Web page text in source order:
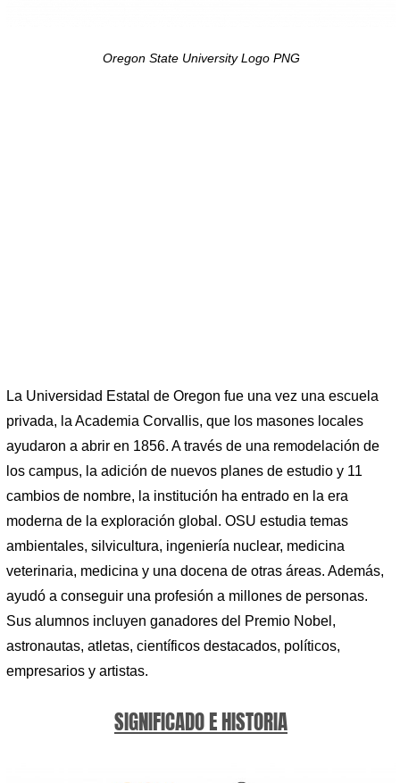
Oregon State University Logo PNG
La Universidad Estatal de Oregon fue una vez una escuela
privada, la Academia Corvallis, que los masones locales
ayudaron a abrir en 1856. A través de una remodelación de
los campus, la adición de nuevos planes de estudio y 11
cambios de nombre, la institución ha entrado en la era
moderna de la exploración global. OSU estudia temas
ambientales, silvicultura, ingeniería nuclear, medicina
veterinaria, medicina y una docena de otras áreas. Además,
ayudó a conseguir una profesión a millones de personas.
Sus alumnos incluyen ganadores del Premio Nobel,
astronautas, atletas, científicos destacados, políticos,
empresarios y artistas.
SIGNIFICADO E HISTORIA